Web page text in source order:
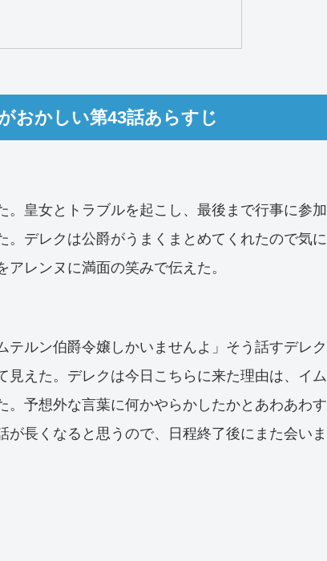
おかしい第43話あらすじ
皇女とトラブルを起こし、最後まで行事に参加
デレクは公爵がうまくまとめてくれたので気に
レンヌに満面の笑みで伝えた。
テルン伯爵令嬢しかいませんよ」そう話すデレク
えた。デレクは今日こちらに来た理由は、イム
予想外な言葉に何かやらかしたかとあわあわす
長くなると思うので、日程終了後にまた会いま